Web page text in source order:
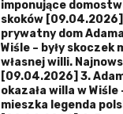
imponujące
skoków [09.04.2026]
prywatny dom
Wiśle – były skoczek
własnej willi.
[09.04.2026] 3.
okazała willa w
mieszka legenda